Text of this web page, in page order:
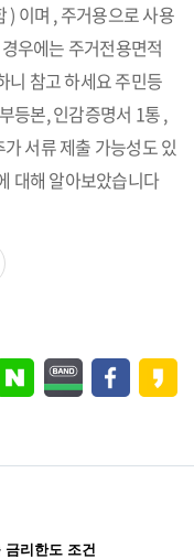
) 이며 , 주거용으로 사용
우에는 주거전용면적
니 참고 하세요 주민등
등본, 인감증명서 1통 ,
서류 제출 가능성도 있
대해 알아보았습니다
금리한도 조건